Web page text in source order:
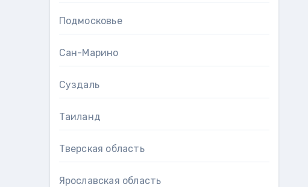
Подмосковье
Сан-Марино
Суздаль
Таиланд
Тверская область
Ярославская область